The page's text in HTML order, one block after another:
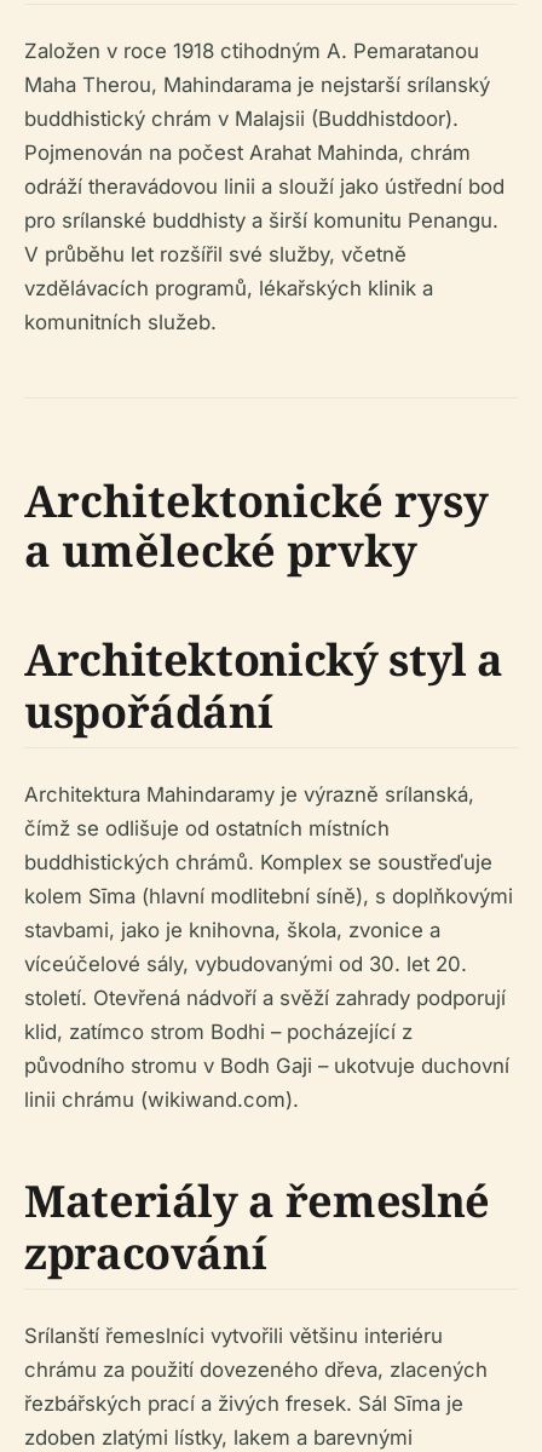
Založen v roce 1918 ctihodným A. Pemaratanou
Maha Therou, Mahindarama je nejstarší srílanský
buddhistický chrám v Malajsii (Buddhistdoor).
Pojmenován na počest Arahat Mahinda, chrám
odráží theravádovou linii a slouží jako ústřední bod
pro srílanské buddhisty a širší komunitu Penangu.
V průběhu let rozšířil své služby, včetně
vzdělávacích programů, lékařských klinik a
komunitních služeb.
Architektonické rysy
a umělecké prvky
Architektonický styl a
uspořádání
Architektura Mahindaramy je výrazně srílanská,
čímž se odlišuje od ostatních místních
buddhistických chrámů. Komplex se soustřeďuje
kolem Sīma (hlavní modlitební síně), s doplňkovými
stavbami, jako je knihovna, škola, zvonice a
víceúčelové sály, vybudovanými od 30. let 20.
století. Otevřená nádvoří a svěží zahrady podporují
klid, zatímco strom Bodhi – pocházející z
původního stromu v Bodh Gaji – ukotvuje duchovní
linii chrámu (wikiwand.com).
Materiály a řemeslné
zpracování
Srílanští řemeslníci vytvořili většinu interiéru
chrámu za použití dovezeného dřeva, zlacených
řezbářských prací a živých fresek. Sál Sīma je
zdoben zlatými lístky, lakem a barevnými